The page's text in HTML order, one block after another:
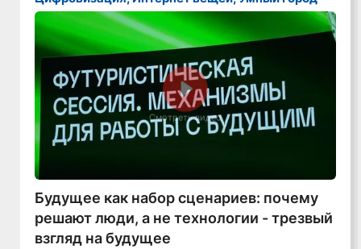
Смотреть видео
Будущее как набор сценариев: почему
решают люди, а не технологии - трезвый
взгляд на будущее